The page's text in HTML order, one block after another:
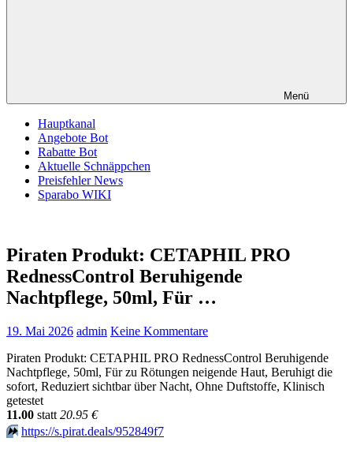
Menü
Hauptkanal
Angebote Bot
Rabatte Bot
Aktuelle Schnäppchen
Preisfehler News
Sparabo WIKI
Piraten Produkt: CETAPHIL PRO
RednessControl Beruhigende
Nachtpflege, 50ml, Für …
19. Mai 2026 admin Keine Kommentare
Piraten Produkt: CETAPHIL PRO RednessControl Beruhigende
Nachtpflege, 50ml, Für zu Rötungen neigende Haut, Beruhigt die
sofort, Reduziert sichtbar über Nacht, Ohne Duftstoffe, Klinisch
getestet
11.00 statt 20.95 €
⏩️ https://s.pirat.deals/952849f7